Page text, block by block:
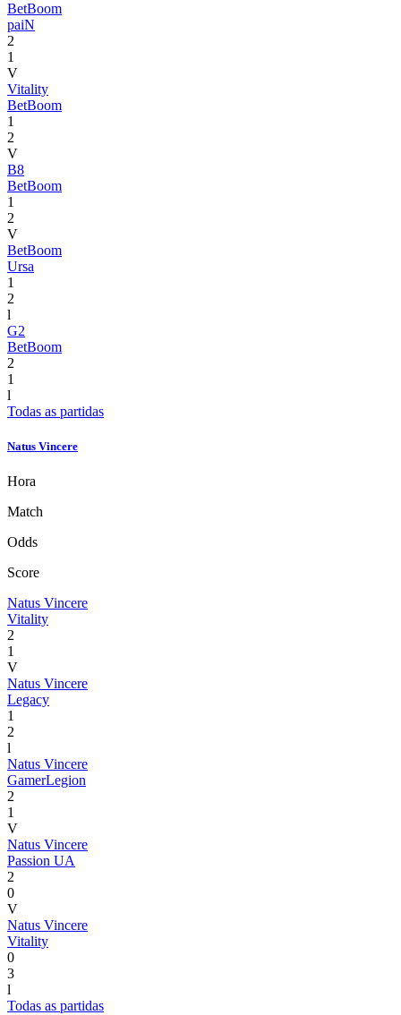
BetBoom
paiN
2
1
V
Vitality
BetBoom
1
2
V
B8
BetBoom
1
2
V
BetBoom
Ursa
1
2
l
G2
BetBoom
2
1
l
Todas as partidas
Natus Vincere
Hora
Match
Odds
Score
Natus Vincere
Vitality
2
1
V
Natus Vincere
Legacy
1
2
l
Natus Vincere
GamerLegion
2
1
V
Natus Vincere
Passion UA
2
0
V
Natus Vincere
Vitality
0
3
l
Todas as partidas